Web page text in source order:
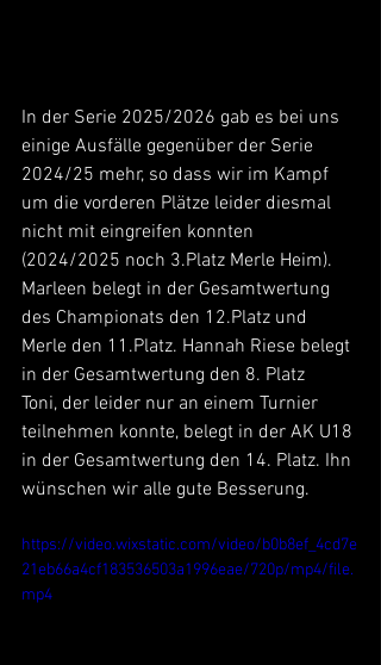
In der Serie 2025/2026 gab es bei uns
einige Ausfälle gegenüber der Serie
2024/25 mehr, so dass wir im Kampf
um die vorderen Plätze leider diesmal
nicht mit eingreifen konnten
(2024/2025 noch 3.Platz Merle Heim).
Marleen belegt in der Gesamtwertung
des Championats den 12.Platz und
Merle den 11.Platz. Hannah Riese belegt
in der Gesamtwertung den 8. Platz
Toni, der leider nur an einem Turnier
teilnehmen konnte, belegt in der AK U18
in der Gesamtwertung den 14. Platz. Ihn
wünschen wir alle gute Besserung.
https://video.wixstatic.com/video/b0b8ef_4cd7e
21eb66a4cf183536503a1996eae/720p/mp4/file.
mp4